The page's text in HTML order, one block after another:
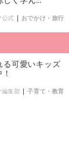
公式 | おでかけ・旅行
る可愛いキッズ
集部 |子育て・教育